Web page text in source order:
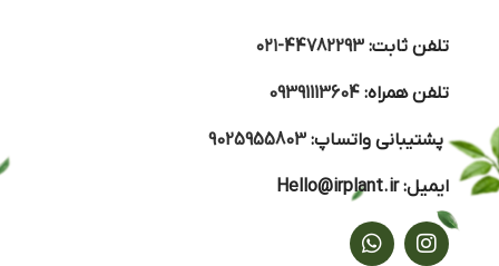
تلفن ثابت:44782293-۰۲۱
تلفن همراه:09391113604
پشتیبانی واتساپ:9025955803
ایمیل:Hello@irplant.ir